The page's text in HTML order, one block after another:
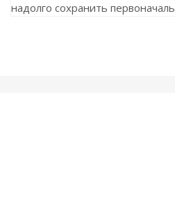
надолго сохранить